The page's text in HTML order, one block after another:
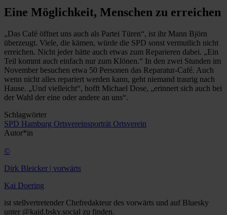
Eine Möglichkeit, Menschen zu erreichen
„Das Café öffnet uns auch als Partei Türen“, ist ihr Mann Björn
überzeugt. Viele, die kämen, würde die SPD sonst vermutlich nicht
erreichen. Nicht jeder hätte auch etwas zum Reparieren dabei. „Ein
Teil kommt auch einfach nur zum Klönen.“ In den zwei Stunden im
November besuchen etwa 50 Personen das Reparatur-Café. Auch
wenn nicht alles repariert werden kann, geht niemand traurig nach
Hause. „Und vielleicht“, hofft Michael Dose, „erinnert sich auch bei
der Wahl der eine oder andere an uns“.
Schlagwörter
SPD Hamburg Ortsvereinsporträt Ortsverein
Autor*in
©
Dirk Bleicker | vorwärts
Kai Doering
ist stellvertretender Chefredakteur des vorwärts und auf Bluesky
unter @kaid.bsky.social zu finden.